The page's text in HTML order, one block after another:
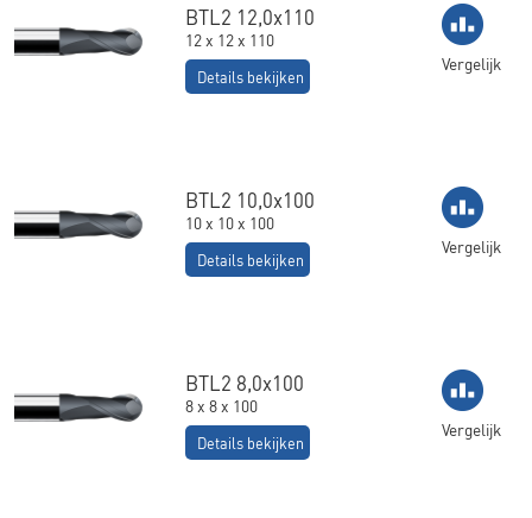
BTL2 12,0x110
12 x 12 x 110
Details bekijken
Vergelijk
BTL2 10,0x100
10 x 10 x 100
Details bekijken
Vergelijk
BTL2 8,0x100
8 x 8 x 100
Details bekijken
Vergelijk